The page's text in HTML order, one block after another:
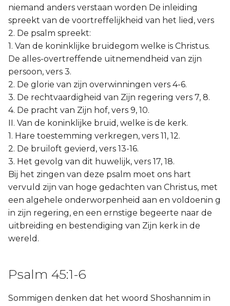
niemand anders verstaan worden De inleiding
spreekt van de voortreffelijkheid van het lied, vers
2. De psalm spreekt:
1. Van de koninklijke bruidegom welke is Christus.
De alles-overtreffende uitnemendheid van zijn
persoon, vers 3.
2. De glorie van zijn overwinningen vers 4-6.
3. De rechtvaardigheid van Zijn regering vers 7, 8.
4. De pracht van Zijn hof, vers 9, 10.
II. Van de koninklijke bruid, welke is de kerk.
1. Hare toestemming verkregen, vers 11, 12.
2. De bruiloft gevierd, vers 13-16.
3. Het gevolg van dit huwelijk, vers 17, 18.
Bij het zingen van deze psalm moet ons hart
vervuld zijn van hoge gedachten van Christus, met
een algehele onderworpenheid aan en voldoenin g
in zijn regering, en een ernstige begeerte naar de
uitbreiding en bestendiging van Zijn kerk in de
wereld.
Psalm 45:1-6
Sommigen denken dat het woord Shoshannim in